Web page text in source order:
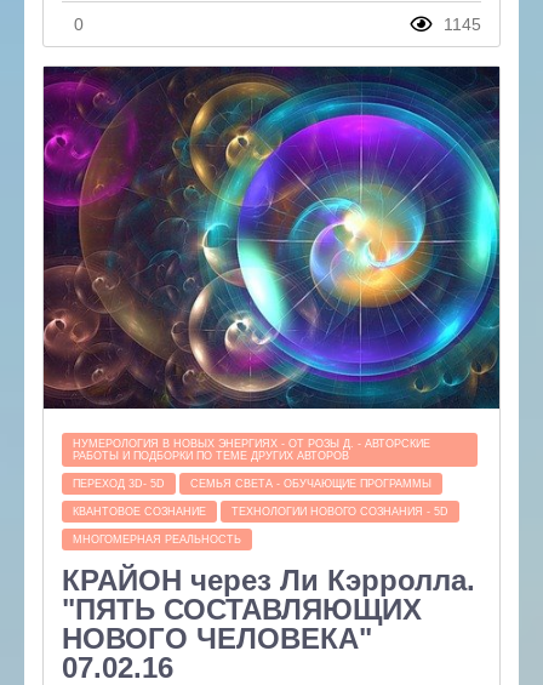
0 1145
НУМЕРОЛОГИЯ В НОВЫХ ЭНЕРГИЯХ - ОТ РОЗЫ Д. - АВТОРСКИЕ
РАБОТЫ И ПОДБОРКИ ПО ТЕМЕ ДРУГИХ АВТОРОВ
ПЕРЕХОД 3D- 5D СЕМЬЯ СВЕТА - ОБУЧАЮЩИЕ ПРОГРАММЫ
КВАНТОВОЕ СОЗНАНИЕ ТЕХНОЛОГИИ НОВОГО СОЗНАНИЯ - 5D
МНОГОМЕРНАЯ РЕАЛЬНОСТЬ
КРАЙОН через Ли Кэрролла.
"ПЯТЬ СОСТАВЛЯЮЩИХ
НОВОГО ЧЕЛОВЕКА"
07.02.16